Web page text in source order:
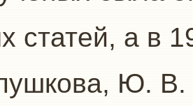
статей, а в
Ю. В.